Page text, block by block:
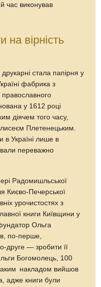
час виконував
на вірність
стала папірня у
фабрика з
у 1612 році
діячем того часу,
Плетенецьким.
в Україні лише в
переважно
Радомишльської
Києво-Печерської
урочистостях з
книги Київщини у
Ольга
по-перше,
друге — зробити її
Богомолець, 100
накладом вийшов
адже книги були